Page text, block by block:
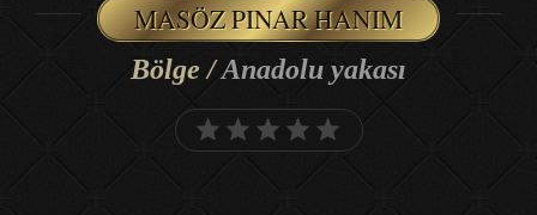
MASÖZ PINAR HANIM
Bölge /Anadolu yakası